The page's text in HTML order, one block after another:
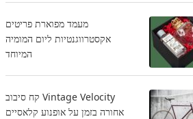
מעמד מפוארת פריטים
אקסטרווגנטיות ליום המומיה
המיוחד
Vintage Velocity קח סיבוב
אחורה בזמן על אופנוע קלאסיים